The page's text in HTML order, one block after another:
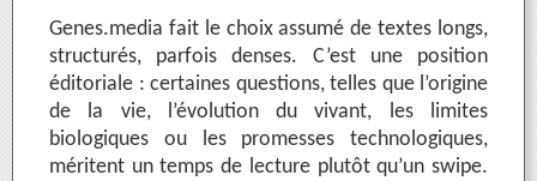
Genes.media fait le choix assumé de textes longs,
structurés, parfois denses. C’est une position
éditoriale : certaines questions, telles que l’origine
de la vie, l’évolution du vivant, les limites
biologiques ou les promesses technologiques,
méritent un temps de lecture plutôt qu’un swipe.